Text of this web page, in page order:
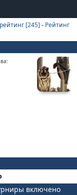
[245] - Рейтинг
включено